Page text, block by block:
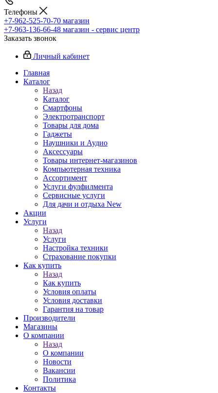
Телефоны
+7-962-525-70-70 магазин
+7-963-136-66-48 магазин - сервис центр
Заказать звонок
Личный кабинет
Главная
Каталог
Назад
Каталог
Смартфоны
Электротранспорт
Товары для дома
Гаджеты
Наушники и Аудио
Аксессуары
Товары интернет-магазинов
Компьютерная техника
Ассортимент
Услуги фулфилмента
Сервисные услуги
Для дачи и отдыха New
Акции
Услуги
Назад
Услуги
Настройка техники
Страхование покупки
Как купить
Назад
Как купить
Условия оплаты
Условия доставки
Гарантия на товар
Производители
Магазины
О компании
Назад
О компании
Новости
Вакансии
Политика
Контакты